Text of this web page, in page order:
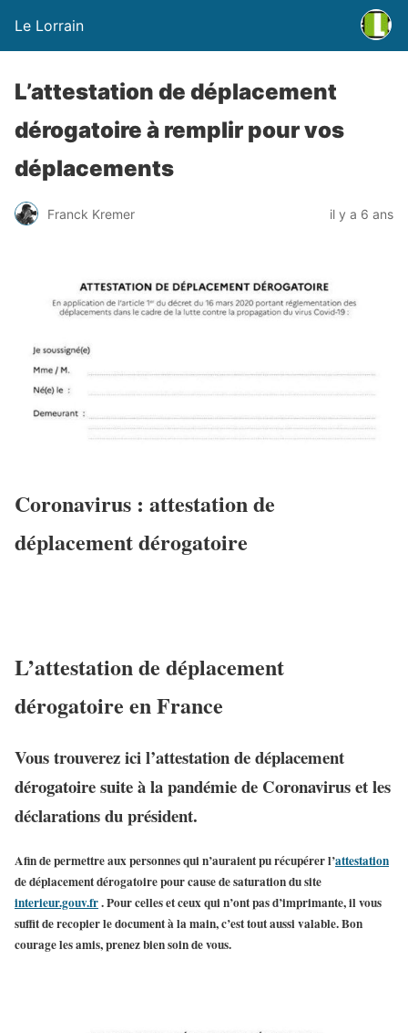
Le Lorrain
L’attestation de déplacement
dérogatoire à remplir pour vos
déplacements
Franck Kremer il y a 6 ans
Coronavirus : attestation de
déplacement dérogatoire
L’attestation de déplacement
dérogatoire en France
Vous trouverez ici l’attestation de déplacement
dérogatoire suite à la pandémie de Coronavirus et les
déclarations du président.
Afin de permettre aux personnes qui n’auraient pu récupérer l’attestation
de déplacement dérogatoire pour cause de saturation du site
interieur.gouv.fr. Pour celles et ceux qui n’ont pas d’imprimante, il vous
suffit de recopier le document à la main, c’est tout aussi valable. Bon
courage les amis, prenez bien soin de vous.